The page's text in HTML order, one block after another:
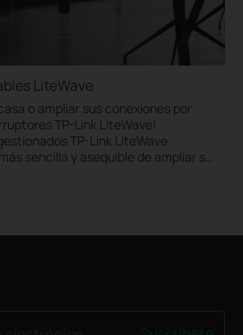
LiteWave
o ampliar sus conexiones por
TP-Link LiteWave!
TP-Link LiteWave
sencilla y asequible de ampliar su